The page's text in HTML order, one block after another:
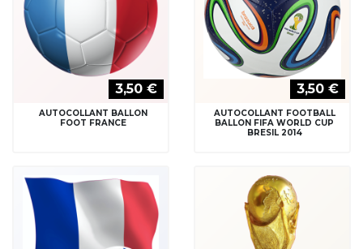
3,50 €
AUTOCOLLANT BALLON
FOOT FRANCE
3,50 €
AUTOCOLLANT FOOTBALL
BALLON FIFA WORLD CUP
BRESIL 2014